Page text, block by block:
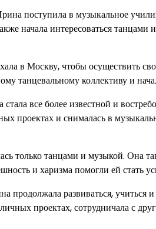
поступила в музыкальное
начала интересоваться
в Москву, чтобы осуществить
танцевальному коллективу и
все более известной и
проектах и снималась в
только танцами и музыкой. Она
и харизма помогли ей стать
продолжала развиваться,
проектах, сотрудничала с